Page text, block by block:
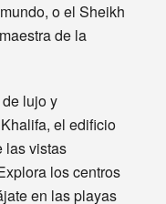
o el Sheikh
de la
lujo y
el edificio
las vistas
los centros
en las playas